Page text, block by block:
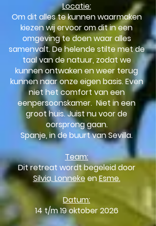
Locatie:
Om dit alles te kunnen waarmaken
kiezen wij ervoor om dit in een
omgeving te doen waar alles
samenvalt. De helende stilte met de
taal van de natuur, zodat we
kunnen ontwaken en weer terug
kunnen naar onze eigen basis. Even
niet het comfort van een
eenpersoonskamer. Niet in een
groot huis. Juist nu voor de
oorsprong gaan.
Spanje, in de buurt van Sevilla.
Team:
Dit retreat wordt begeleid door
Silvia, LonnekeenEsme.
Datum:
14 t/m 19 oktober 2026